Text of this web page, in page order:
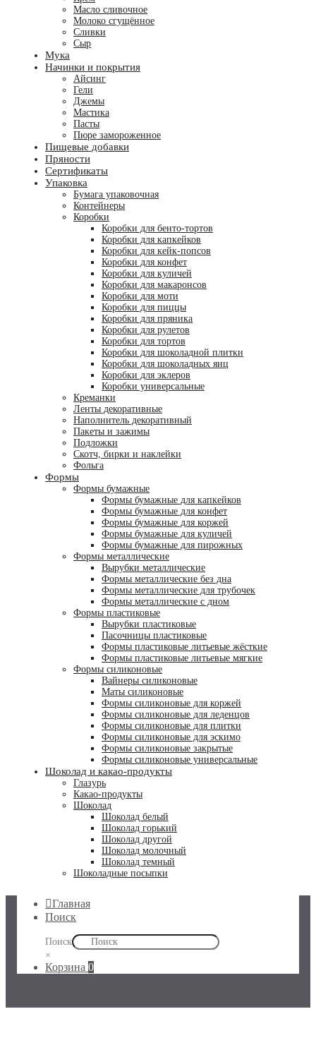
Масло сливочное
Молоко сгущённое
Сливки
Сыр
Мука
Начинки и покрытия
Айсинг
Гели
Джемы
Мастика
Пасты
Пюре замороженное
Пищевые добавки
Пряности
Сертификаты
Упаковка
Бумага упаковочная
Контейнеры
Коробки
Коробки для бенто-тортов
Коробки для капкейков
Коробки для кейк-попсов
Коробки для конфет
Коробки для куличей
Коробки для макаронсов
Коробки для моти
Коробки для пиццы
Коробки для пряника
Коробки для рулетов
Коробки для тортов
Коробки для шоколадной плитки
Коробки для шоколадных яиц
Коробки для эклеров
Коробки универсальные
Креманки
Ленты декоративные
Наполнитель декоративный
Пакеты и зажимы
Подложки
Скотч, бирки и наклейки
Фольга
Формы
Формы бумажные
Формы бумажные для капкейков
Формы бумажные для конфет
Формы бумажные для коржей
Формы бумажные для куличей
Формы бумажные для пирожных
Формы металлические
Вырубки металлические
Формы металлические без дна
Формы металлические для трубочек
Формы металлические с дном
Формы пластиковые
Вырубки пластиковые
Пасочницы пластиковые
Формы пластиковые литьевые жёсткие
Формы пластиковые литьевые мягкие
Формы силиконовые
Вайнеры силиконовые
Маты силиконовые
Формы силиконовые для коржей
Формы силиконовые для леденцов
Формы силиконовые для плитки
Формы силиконовые для эскимо
Формы силиконовые закрытые
Формы силиконовые универсальные
Шоколад и какао-продукты
Глазурь
Какао-продукты
Шоколад
Шоколад белый
Шоколад горький
Шоколад другой
Шоколад молочный
Шоколад темный
Шоколадные посыпки
Главная
Поиск
Поиск
×
Корзина 0